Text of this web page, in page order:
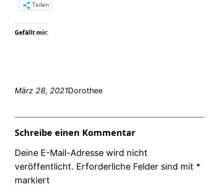
Teilen
Gefällt mir:
März 28, 2021Dorothee
Schreibe einen Kommentar
Deine E-Mail-Adresse wird nicht
veröffentlicht. Erforderliche Felder sind mit *
markiert